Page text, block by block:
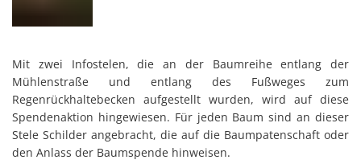
Mit zwei Infostelen, die an der Baumreihe entlang der
Mühlenstraße und entlang des Fußweges zum
Regenrückhaltebecken aufgestellt wurden, wird auf diese
Spendenaktion hingewiesen. Für jeden Baum sind an dieser
Stele Schilder angebracht, die auf die Baumpatenschaft oder
den Anlass der Baumspende hinweisen.